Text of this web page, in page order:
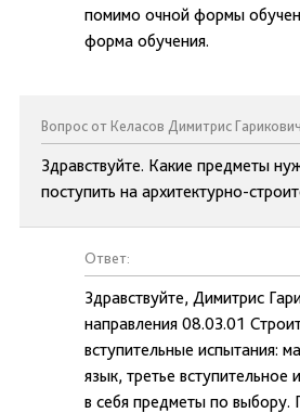
помимо очной формы
форма обучения.
Вопрос от Келасов Димитрис Гарикович
Здравствуйте. Какие предметы
поступить на архитектурно-
Ответ:
Здравствуйте, Димитрис
направления 08.03.01
вступительные испытания:
язык, третье вступительное
в себя предметы по